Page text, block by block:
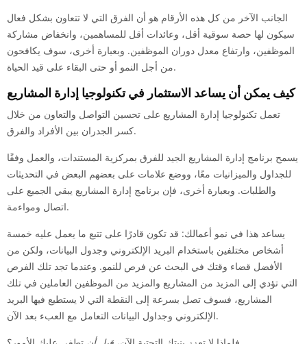
الجانب الآخر من كل هذه الأرقام هو أن الفرق التي لا تتعاون بشكل فعال
سيكون لها حصة سوقية أقل، وعائدات أقل للمساهمين، وانخفاض مشاركة
الموظفين، وارتفاع معدل دوران الموظفين. وبعبارة أخرى، سوف يكافحون
من أجل النمو أو حتى البقاء على قيد الحياة.
كيف يمكن أن يساعد الاستثمار في تكنولوجيا إدارة المشاريع
تعمل تكنولوجيا إدارة المشاريع على تحسين التواصل والتعاون من خلال
كسر الجدران بين الأفراد والفرق.
يسمح برنامج إدارة المشاريع الجيد للفرق بمركزية المستندات، والعمل وفقًا
للجداول والميزانيات معًا، ووضع علامات على بعضهم البعض في التحديثات
والطلبات. وبعبارة أخرى، فإن برنامج إدارة المشاريع يبقي الجميع على
اتصال ومواءمة.
يساعد هذا في نمو أعمالك: قد تكون قادرًا على تتبع ما يعمل عليه خمسة
أشخاص مختلفين باستخدام البريد الإلكتروني وجدول البيانات، ولكن من
الأفضل قضاء وقتك في البحث عن فرص للنمو. وعندما تجد تلك الفرص
التي تؤدي إلى المزيد من المشاريع والمزيد من الموظفين العاملين في تلك
المشاريع، فسوف تصل بسرعة إلى النقطة التي لا يستطيع فيها البريد
الإلكتروني وجداول البيانات التعامل مع العبء بعد الآن.